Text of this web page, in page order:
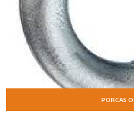
PORCAS